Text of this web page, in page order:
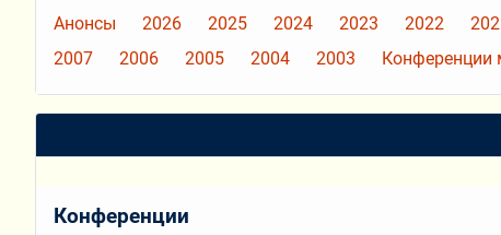
Анонсы 2026 2025 2024 2023 2022
2007
2006 2005 2004 2003 Конференции
Конференции